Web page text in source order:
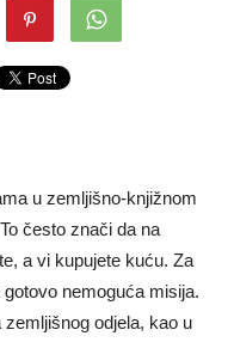
u zemljišno-knjižnom
često znači da na
a vi kupujete kuću. Za
nemoguća misija.
odjela, kao u